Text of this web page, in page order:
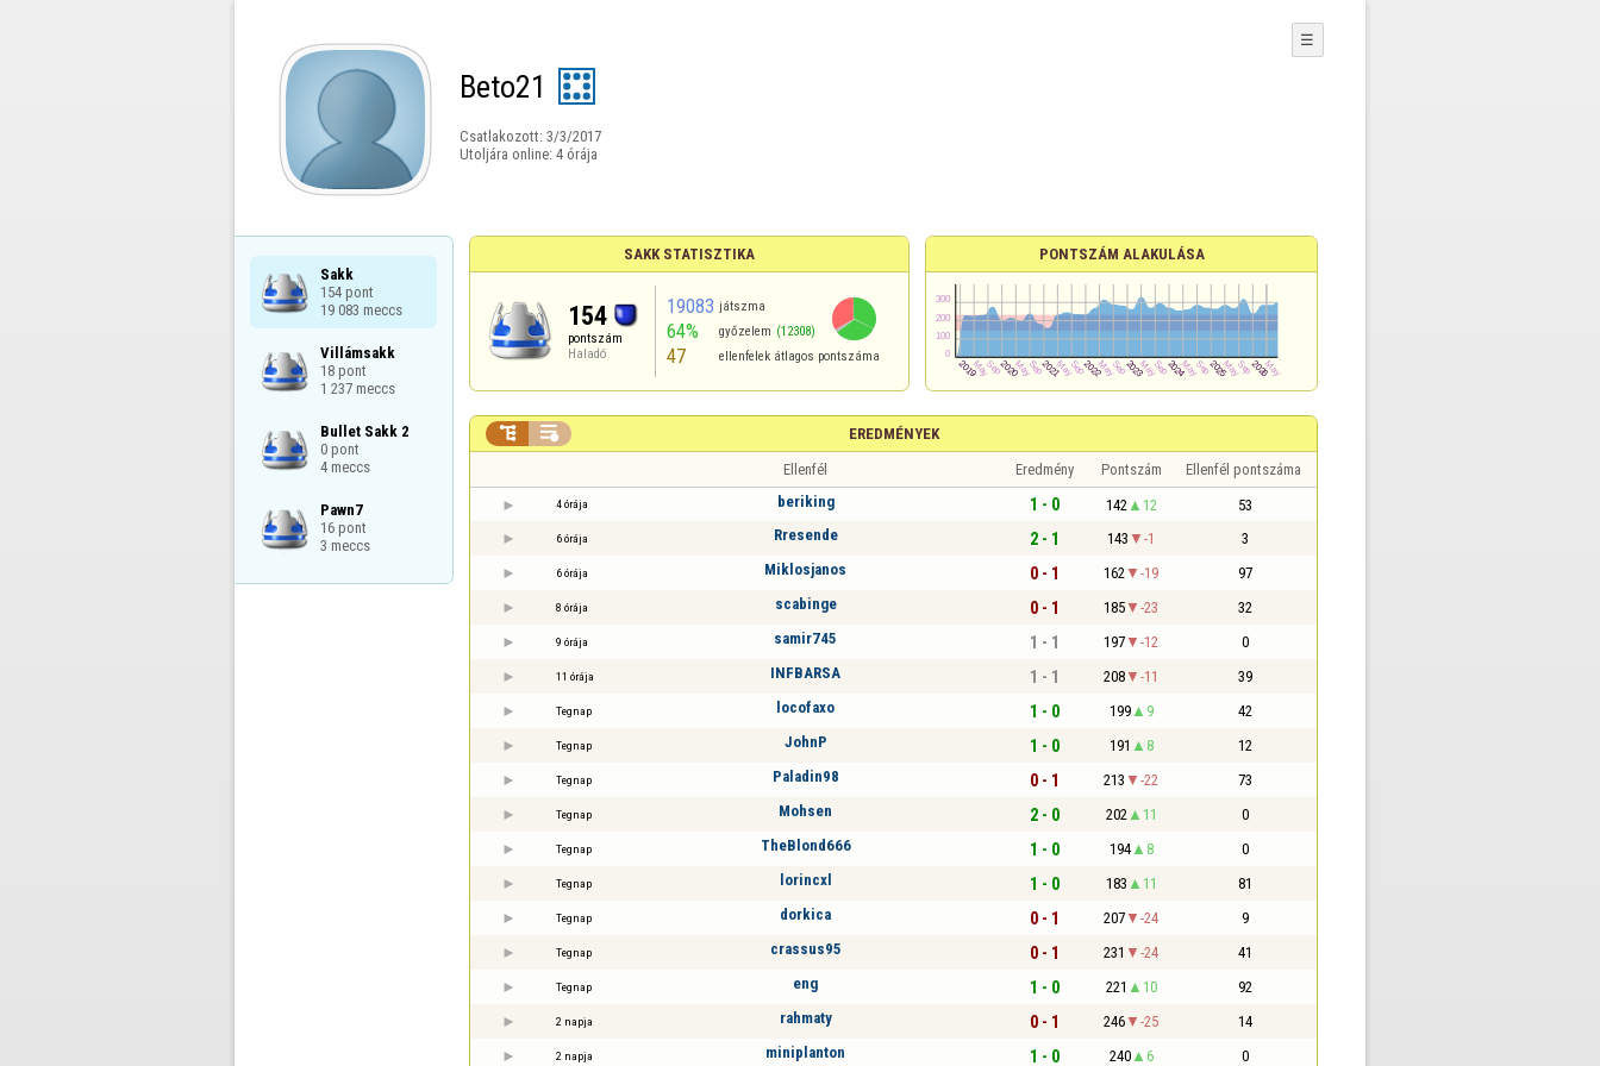
Beto21
Csatlakozott: 3/3/2017
Utoljára online: 4 órája
☰
Sakk
154 pont
19 083 meccs
Villámsakk
18 pont
1 237 meccs
Bullet Sakk 2
0 pont
4 meccs
Pawn7
16 pont
3 meccs
SAKK STATISZTIKA
154
pontszám
Haladó
19083 játszma
64% győzelem (12308)
47 ellenfelek átlagos pontszáma
PONTSZÁM ALAKULÁSA
EREDMÉNYEK
 
Ellenfél Eredmény Pontszám Ellenfél pontszáma
4 órája beriking 1 - 0 142 12 53
6 órája Rresende 2 - 1 143 -1 3
6 órája Miklosjanos 0 - 1 162 -19 97
8 órája scabinge 0 - 1 185 -23 32
9 órája samir745 1 - 1 197 -12 0
11 órája INFBARSA 1 - 1 208 -11 39
Tegnap locofaxo 1 - 0 199 9 42
Tegnap JohnP 1 - 0 191 8 12
Tegnap Paladin98 0 - 1 213 -22 73
Tegnap Mohsen 2 - 0 202 11 0
Tegnap TheBlond666 1 - 0 194 8 0
Tegnap lorincxl 1 - 0 183 11 81
Tegnap dorkica 0 - 1 207 -24 9
Tegnap crassus95 0 - 1 231 -24 41
Tegnap eng 1 - 0 221 10 92
2 napja rahmaty 0 - 1 246 -25 14
2 napja miniplanton 1 - 0 240 6 0